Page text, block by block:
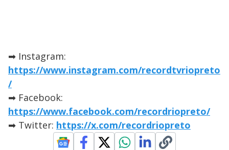
➡ Instagram:
https://www.instagram.com/recordtvriopreto
/
➡ Facebook:
https://www.facebook.com/recordriopreto/
➡ Twitter: https://x.com/recordriopreto